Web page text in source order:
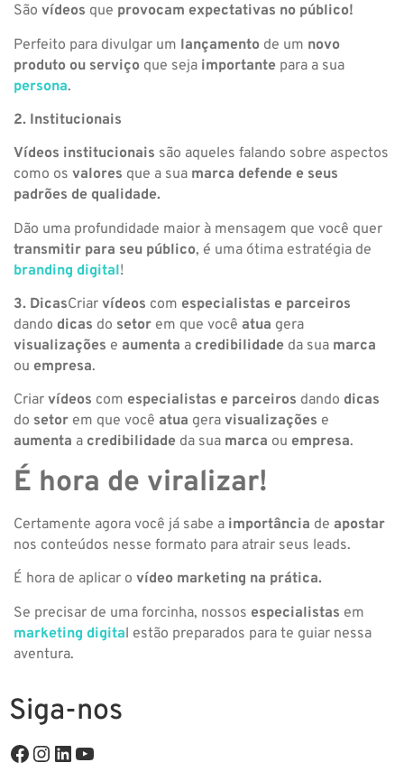
São vídeos que provocam expectativas no público!
Perfeito para divulgar um lançamento de um novo
produto ou serviço que seja importante para a sua
persona.
2. Institucionais
Vídeos institucionais são aqueles falando sobre aspectos
como os valores que a sua marca defende e seus
padrões de qualidade.
Dão uma profundidade maior à mensagem que você quer
transmitir para seu público, é uma ótima estratégia de
branding digital!
3. DicasCriar vídeos com especialistas e parceiros
dando dicas do setor em que você atua gera
visualizações e aumenta a credibilidade da sua marca
ou empresa.
Criar vídeos com especialistas e parceiros dando dicas
do setor em que você atua gera visualizações e
aumenta a credibilidade da sua marca ou empresa.
É hora de viralizar!
Certamente agora você já sabe a importância de apostar
nos conteúdos nesse formato para atrair seus leads.
É hora de aplicar o vídeo marketing na prática.
Se precisar de uma forcinha, nossos especialistas em
marketing digital estão preparados para te guiar nessa
aventura.
Siga-nos